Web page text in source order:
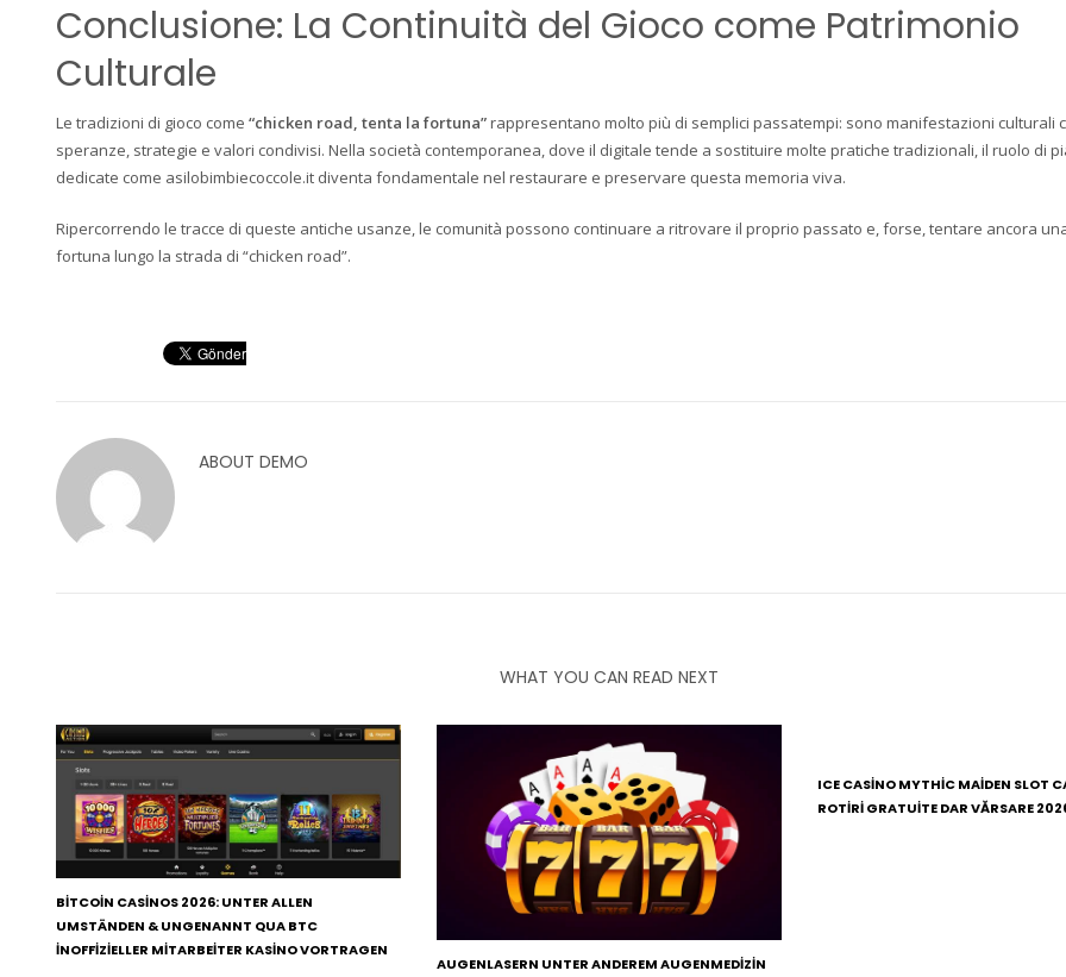
Conclusione: La Continuità del Gioco come Patrimonio
Culturale
Le tradizioni di gioco come “chicken road, tenta la fortuna”rappresentano molto più di semplici passatempi: sono manifestazioni culturali
speranze, strategie e valori condivisi. Nella società contemporanea, dove il digitale tende a sostituire molte pratiche tradizionali, il ruolo di
dedicate come asilobimbiecoccole.it diventa fondamentale nel restaurare e preservare questa memoria viva.
Ripercorrendo le tracce di queste antiche usanze, le comunità possono continuare a ritrovare il proprio passato e, forse, tentare ancora
fortuna lungo la strada di “chicken road”.
ABOUT DEMO
WHAT YOU CAN READ NEXT
BITCOIN CASINOS 2026: UNTER ALLEN
UMSTÄNDEN & UNGENANNT QUA BTC
INOFFIZIELLER MITARBEITER KASINO VORTRAGEN
AUGENLASERN UNTER ANDEREM AUGENMEDIZIN
ICE CASINO MYTHIC MAIDEN SLOT
ROTIRI GRATUITE DAR VĂRSARE